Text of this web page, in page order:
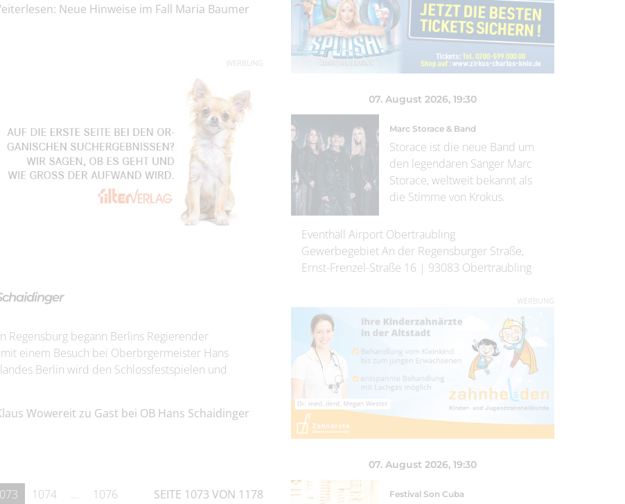
Neue Hinweise im Fall Maria Baumer
WERBUNG
Regensburg begann Berlins Regierender
einem Besuch bei Oberbrgermeister Hans
Berlin wird den Schlossfestspielen und
Wowereit zu Gast bei OB Hans Schaidinger
SEITE 1073 VON 1178
1074 ...
1076
07. August 2026, 19:30
Marc Storace & Band
Storace ist die neue Band um
den legendären Sänger Marc
Storace, weltweit bekannt als
die Stimme von Krokus.
Eventhall Airport Obertraubling
Gewerbegebiet An der Regensburger Straße,
Ernst-Frenzel-Straße 16 | 93083 Obertraubling
WERBUNG
07. August 2026, 19:30
Festival Son Cuba